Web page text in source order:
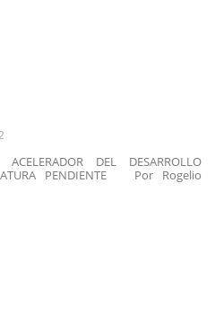
ACELERADOR DEL DESARROLLO
PENDIENTE Por Rogelio